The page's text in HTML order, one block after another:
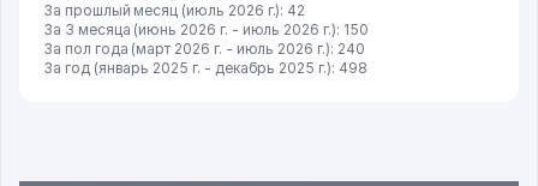
За прошлый месяц (июль 2026 г.): 42
За 3 месяца (июнь 2026 г. - июль 2026 г.): 150
За пол года (март 2026 г. - июль 2026 г.): 240
За год (январь 2025 г. - декабрь 2025 г.): 498